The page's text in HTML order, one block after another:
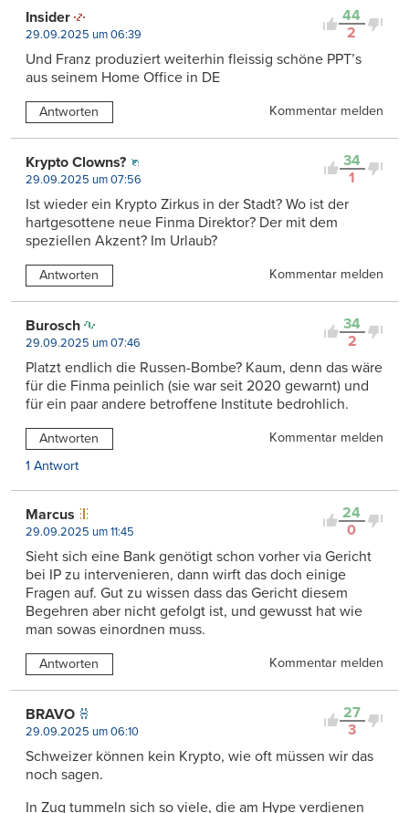
44
2
Insider
29.09.2025 um 06:39
Und Franz produziert weiterhin fleissig schöne PPT’s
aus seinem Home Office in DE
Antworten Kommentar melden
34
1
Krypto Clowns?
29.09.2025 um 07:56
Ist wieder ein Krypto Zirkus in der Stadt? Wo ist der
hartgesottene neue Finma Direktor? Der mit dem
speziellen Akzent? Im Urlaub?
Antworten Kommentar melden
34
2
Burosch
29.09.2025 um 07:46
Platzt endlich die Russen-Bombe? Kaum, denn das wäre
für die Finma peinlich (sie war seit 2020 gewarnt) und
für ein paar andere betroffene Institute bedrohlich.
Antworten
Kommentar melden
1 Antwort
24
0
Marcus
29.09.2025 um 11:45
Sieht sich eine Bank genötigt schon vorher via Gericht
bei IP zu intervenieren, dann wirft das doch einige
Fragen auf. Gut zu wissen dass das Gericht diesem
Begehren aber nicht gefolgt ist, und gewusst hat wie
man sowas einordnen muss.
Antworten Kommentar melden
27
3
BRAVO
29.09.2025 um 06:10
Schweizer können kein Krypto, wie oft müssen wir das
noch sagen.
In Zug tummeln sich so viele, die am Hype verdienen